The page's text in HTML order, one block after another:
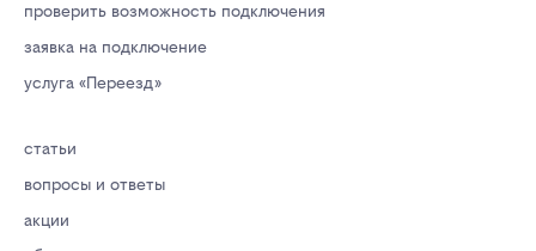
проверить возможность подключения
заявка на подключение
услуга «Переезд»
статьи
вопросы и ответы
акции